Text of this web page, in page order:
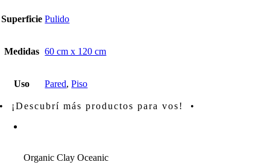
Superficie Pulido
Medidas 60 cm x 120 cm
Uso Pared,Piso
• ¡Descubrí más productos para vos! •
Organic Clay Oceanic